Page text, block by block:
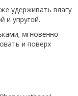
удерживать влагу
и упругой.
мгновенно
и поверх